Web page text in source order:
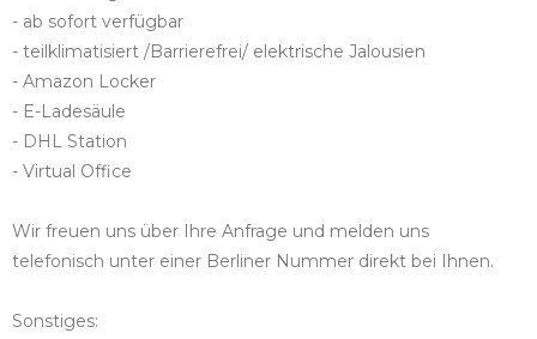
- ab sofort verfügbar
- teilklimatisiert /Barrierefrei/ elektrische Jalousien
- Amazon Locker
- E-Ladesäule
- DHL Station
- Virtual Office
Wir freuen uns über Ihre Anfrage und melden uns
telefonisch unter einer Berliner Nummer direkt bei Ihnen.
Sonstiges: